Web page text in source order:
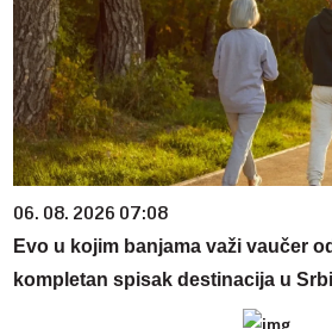
06. 08. 2026 07:08
Evo u kojim banjama važi vaučer
kompletan spisak destinacija u